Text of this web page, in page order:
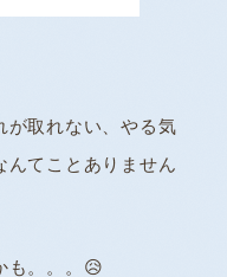
が取れない、やる気
んてことありません
も。。。😥